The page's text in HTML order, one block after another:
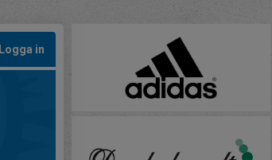
Logga in